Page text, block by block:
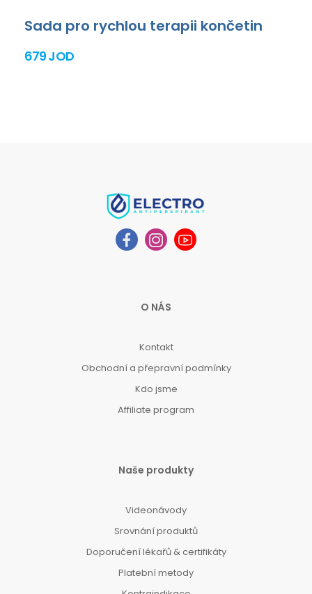
Sada pro rychlou terapii končetin
679 JOD
O NÁS
Kontakt
Obchodní a přepravní podmínky
Kdo jsme
Affiliate program
Naše produkty
Videonávody
Srovnání produktů
Doporučení lékařů & certifikáty
Platební metody